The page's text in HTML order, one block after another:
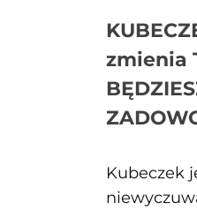
zmienia
Kubeczek